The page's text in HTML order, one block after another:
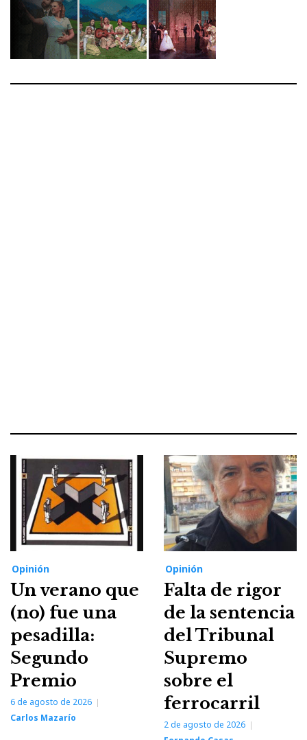
Opinión
Un verano que
(no) fue una
pesadilla:
Segundo
Premio
6 de agosto de 2026
Carlos Mazarío
Opinión
Falta de rigor
de la sentencia
del Tribunal
Supremo
sobre el
ferrocarril
2 de agosto de 2026